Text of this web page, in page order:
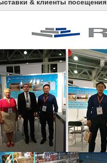
& клиенты посещения